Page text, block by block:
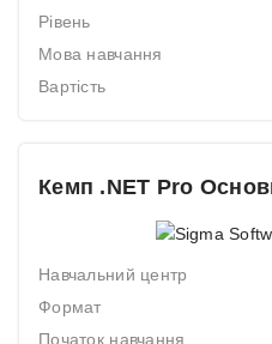
Рівень
Мова навчання
Вартість
Кемп .NET Pro
Навчальний центр
Формат
Початок навчання